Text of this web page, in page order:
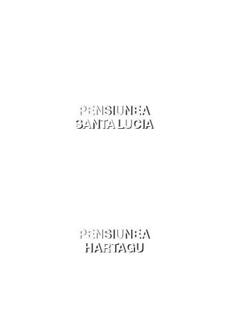
PENSIUNEA
SANTA LUCIA
PENSIUNEA
HARTAGU